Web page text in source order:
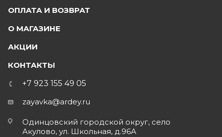
ОПЛАТА И ВОЗВРАТ
О МАГАЗИНЕ
АКЦИИ
КОНТАКТЫ
+7 923 155 49 05
zayavka@ardey.ru
Одинцовский городской округ, село
Акулово, ул. Школьная, д.96А